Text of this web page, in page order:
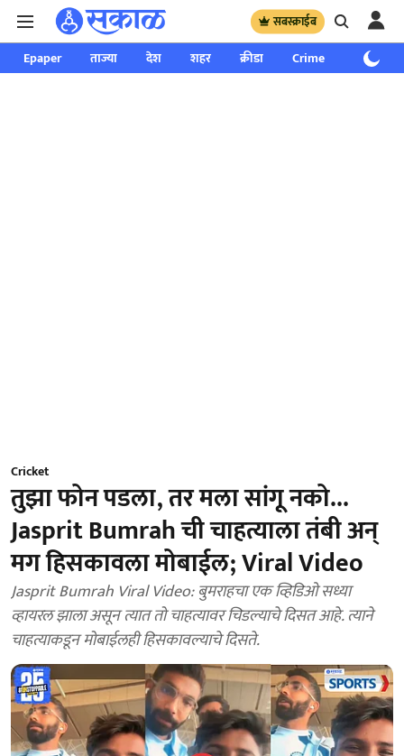
सबस्क्राईब
Epaper ताज्या देश शहर क्रीडा Crime साप्ताहिक
Cricket
तुझा फोन पडला, तर मला सांगू नको...
Jasprit Bumrah ची चाहत्याला तंबी अन्
मग हिसकावला मोबाईल; Viral Video
Jasprit Bumrah Viral Video: बुमराहचा एक व्हिडिओ सध्या
व्हायरल झाला असून त्यात तो चाहत्यावर चिडल्याचे दिसत आहे. त्याने
चाहत्याकडून मोबाईलही हिसकावल्याचे दिसते.